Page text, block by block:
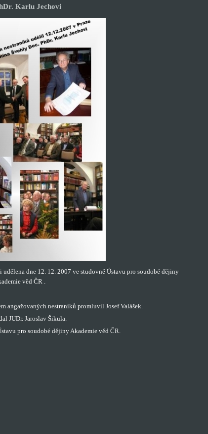
Karlu Jechovi
dne 12. 12. 2007 ve studovně Ústavu pro soudobé dějiny
věd ČR .
angažovaných nestraníků promluvil Josef Valášek.
JUDr. Jaroslav Šikula.
pro soudobé dějiny Akademie věd ČR.